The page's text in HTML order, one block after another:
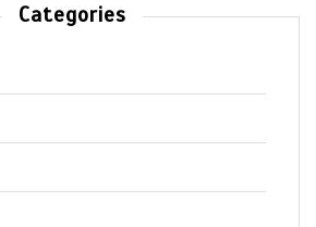
Categories